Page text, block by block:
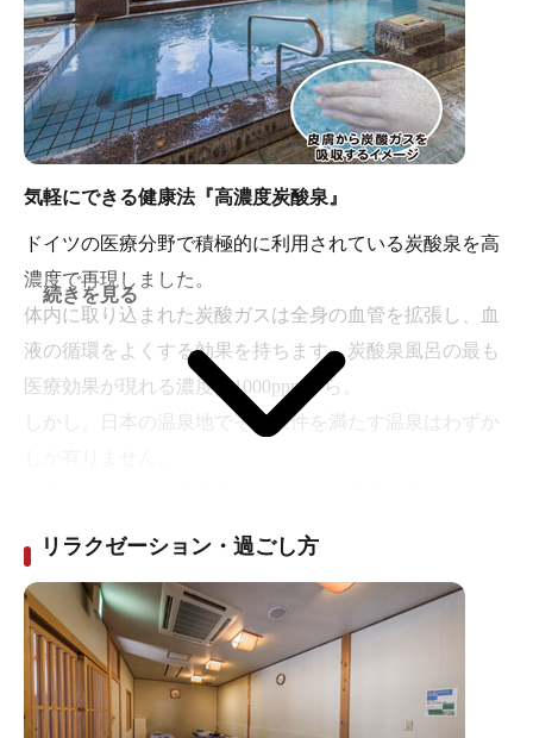
気軽にできる健康法『高濃度炭酸泉』
ドイツの医療分野で積極的に利用されている炭酸泉を高
濃度で再現しました。
体内に取り込まれた炭酸ガスは全身の血管を拡張し、血
液の循環をよくする効果を持ちます。炭酸泉風呂の最も
医療効果が現れる濃度は1000ppmから。
しかし、日本の温泉地でその条件を満たす温泉はわずか
炭酸入浴剤は100ppm位です）
冷え性、むくみ、やけど、切り傷、肩こり、関節痛、高
血圧でお悩みの方におすすめのお風呂です。どうぞご
ゆっくりその効果をお楽しみください。
続きを見る
リラクゼーション・過ごし方